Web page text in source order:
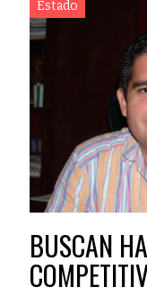
Estado
BUSCAN